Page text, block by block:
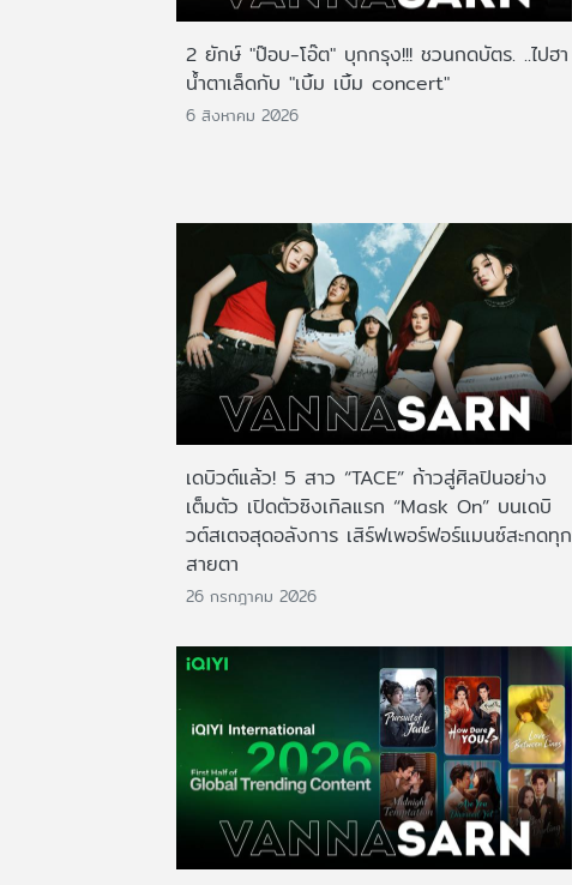
2 ยักษ์ "ป๊อบ-โอ๊ต" บุกกรุง!!! ชวนกดบัตร. ..ไปฮา
น้ำตาเล็ดกับ "เบิ้ม เบิ้ม concert"
6 สิงหาคม 2026
เดบิวต์แล้ว! 5 สาว “TACE” ก้าวสู่ศิลปินอย่าง
เต็มตัว เปิดตัวซิงเกิลแรก “Mask On” บนเดบิ
วต์สเตจสุดอลังการ เสิร์ฟเพอร์ฟอร์แมนซ์สะกดทุก
สายตา
26 กรกฎาคม 2026